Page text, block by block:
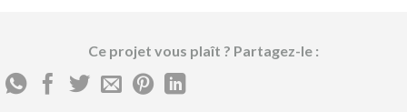
Ce projet vous plaît ? Partagez-le :